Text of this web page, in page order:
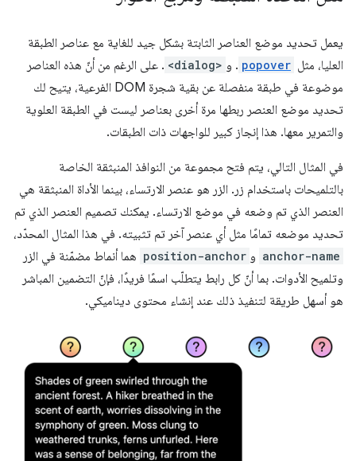
يعمل تحديد موضع العناصر الثابتة بشكل جيد للغاية مع عناصر الطبقة
العليا، مثل popover . و <dialog> . على الرغم من أنّ هذه العناصر
موضوعة في طبقة منفصلة عن بقية شجرة DOM الفرعية، يتيح لك
تحديد موضع العنصر ربطها مرة أخرى بعناصر ليست في الطبقة العلوية
والتمرير معها. هذا إنجاز كبير للواجهات ذات الطبقات.
في المثال التالي، يتم فتح مجموعة من النوافذ المنبثقة الخاصة
بالتلميحات باستخدام زر. الزر هو عنصر الارتساء، بينما الأداة المنبثقة هي
العنصر الذي تم وضعه في موضع الارتساء. يمكنك تصميم العنصر الذي تم
تحديد موضعه تمامًا مثل أي عنصر آخر تم تثبيته. في هذا المثال المحدّد،
anchor-name و position-anchor هما أنماط مضمّنة في الزر
وتلميح الأدوات. بما أنّ كل رابط يتطلّب اسمًا فريدًا، فإنّ التضمين المباشر
هو أسهل طريقة لتنفيذ ذلك عند إنشاء محتوى ديناميكي.